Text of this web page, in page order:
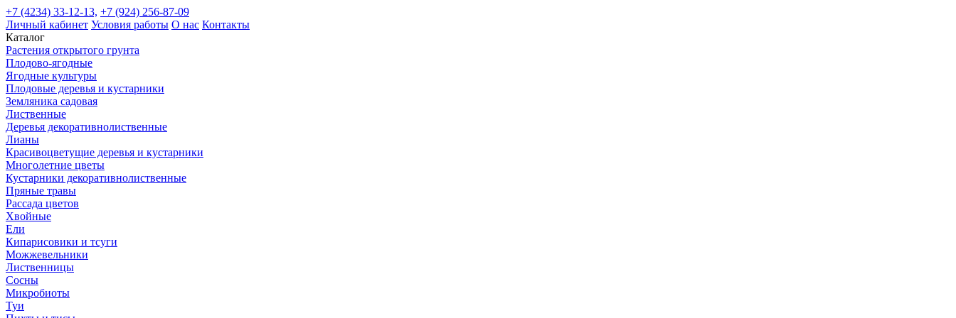
+7 (4234) 33-12-13, +7 (924) 256-87-09
Личный кабинет Условия работы О нас Контакты
Каталог
Растения открытого грунта
Плодово-ягодные
Ягодные культуры
Плодовые деревья и кустарники
Земляника садовая
Лиственные
Деревья декоративнолиственные
Лианы
Красивоцветущие деревья и кустарники
Многолетние цветы
Кустарники декоративнолиственные
Пряные травы
Рассада цветов
Хвойные
Ели
Кипарисовики и тсуги
Можжевельники
Лиственницы
Сосны
Микробиоты
Туи